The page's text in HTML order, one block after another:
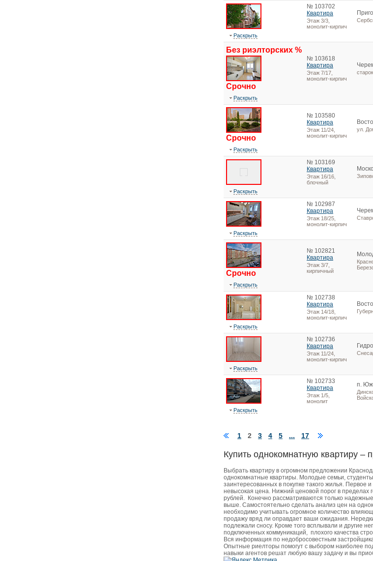
№ 103702
Квартира
Этаж 3/3,
монолит-кирпич
Раскрыть
Без риэлторских %
Срочно
№ 103618
Квартира
Этаж 7/17,
монолит-кирпич
Раскрыть
Срочно
№ 103580
Квартира
Этаж 11/24,
монолит-кирпич
ул.
Раскрыть
№ 103169
Квартира
Этаж 16/16,
блочный
Раскрыть
№ 102987
Квартира
Этаж 18/25,
монолит-кирпич
Раскрыть
Срочно
№ 102821
Квартира
Этаж 3/7,
кирпичный
Раскрыть
№ 102738
Квартира
Этаж 14/18,
монолит-кирпич
Раскрыть
№ 102736
Квартира
Этаж 11/24,
монолит-кирпич
Раскрыть
№ 102733
Квартира
Этаж 1/5,
монолит
п.
Раскрыть
1 2 3 4 5 ... 17
Купить однокомнатную квартиру –
Выбрать квартиру в огромном предложении
однокомнатные квартиры. Молодые семьи,
заинтересованных в покупке такого жилья. Первое
невысокая цена. Нижний ценовой порог в пределах
рублей. Конечно рассматриваются только
выше. Самостоятельно сделать анализ цен на
необходимо учитывать огромное количество
продажу вряд ли оправдает ваши ожидания.
подлежали сносу. Кроме того всплывали и другие
подключенных коммуникаций, плохого качества
Вся информация по недобросовестным
Опытные риелторы помогут с выбором наиболее
навыки агентов решат любую вашу задачу и вы